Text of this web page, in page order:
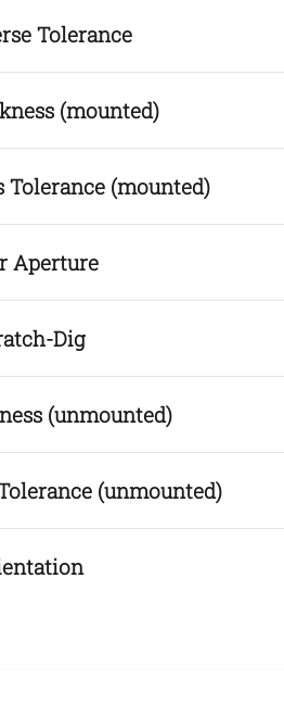
Tolerance
(mounted)
(mounted)
Aperture
Dig
(unmounted)
(unmounted)